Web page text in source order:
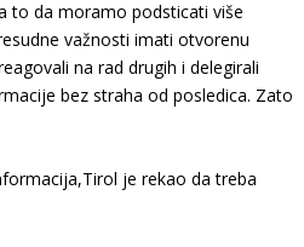
to da moramo podsticati više
važnosti imati otvorenu
na rad drugih i delegirali
bez straha od posledica. Zato
je rekao da treba